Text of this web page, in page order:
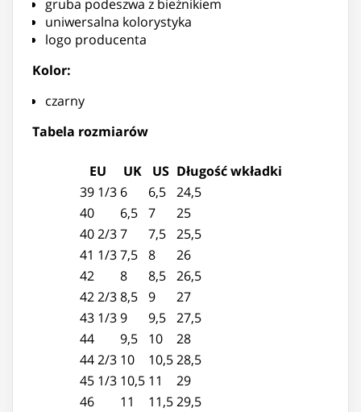
gruba podeszwa z bieżnikiem
uniwersalna kolorystyka
logo producenta
Kolor:
czarny
Tabela rozmiarów
EU UK US Długość wkładki
39 1/3 6 6,5
24,5
40
6,5 7
25
40 2/3 7 7,5
25,5
41 1/3 7,5 8
26
42
8 8,5
26,5
42 2/3 8,5 9
27
43 1/3 9 9,5
27,5
44
9,5 10
28
44 2/3 10 10,5 28,5
45 1/3 10,5 11
29
46
11 11,5 29,5